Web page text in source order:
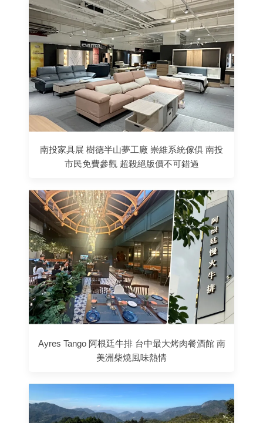
南投家具展 樹德半山夢工廠 崇維系統傢俱 南投
市民免費參觀 超殺絕版價不可錯過
Ayres Tango 阿根廷牛排 台中最大烤肉餐酒館 南
美洲柴燒風味熱情